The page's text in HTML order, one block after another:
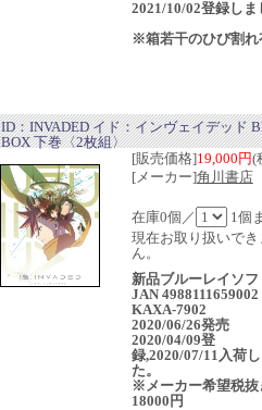
2021/10/02登録しま
※箱若干のひび割れ
ID：INVADED イド：インヴェイデッド
BOX 下巻〈2枚組〉
[販売価格]19,000円(
[メーカー]角川書店
在庫0個／
1個
現在お取り扱いでき
ん。
新品ブルーレイソ
JAN 4988111659002
KAXA-7902
2020/06/26発売
2020/04/09登
録,2020/07/11入荷
た。
※メーカー希望税抜
18000円